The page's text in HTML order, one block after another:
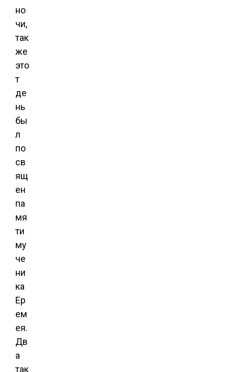
но
чи,
так
же
это
т
де
нь
бы
л
по
св
ящ
ен
па
мя
ти
му
че
ни
ка
Ер
ем
ея.
Дв
а
так